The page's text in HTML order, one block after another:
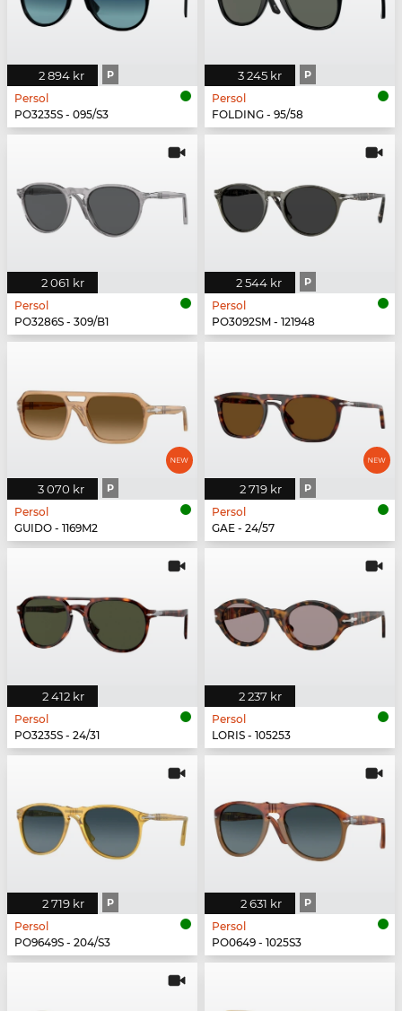
2 894 kr P
Persol
PO3235S - 095/S3
3 245 kr P
Persol
FOLDING - 95/58
2 061 kr
Persol
PO3286S - 309/B1
2 544 kr P
Persol
PO3092SM - 121948
3 070 kr P
Persol
GUIDO - 1169M2
2 719 kr P
Persol
GAE - 24/57
2 412 kr
Persol
PO3235S - 24/31
2 237 kr
Persol
LORIS - 105253
2 719 kr P
Persol
PO9649S - 204/S3
2 631 kr P
Persol
PO0649 - 1025S3